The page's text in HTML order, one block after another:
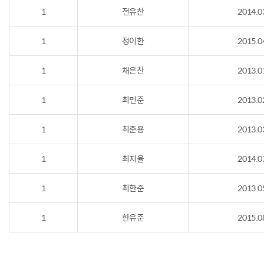
1 전유찬
1 정이한
1 채은찬
1 최민준
1 최준용
1 최지율
1 최한준
1 한유준